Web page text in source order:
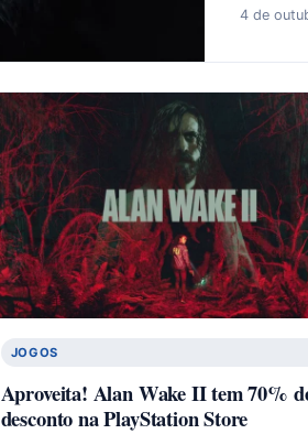
4 de
JOGOS
Aproveita! Alan Wake II tem 70%
desconto na PlayStation Store